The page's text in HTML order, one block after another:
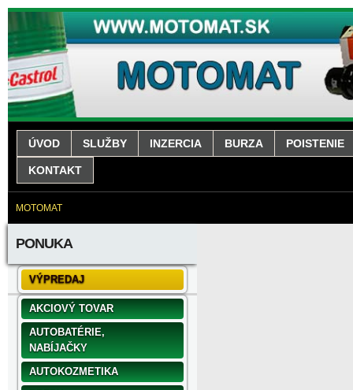
ÚVOD SLUŽBY INZERCIA BURZA POISTENIE
KONTAKT
MOTOMAT
PONUKA
VÝPREDAJ
AKCIOVÝ TOVAR
AUTOBATÉRIE,
NABÍJAČKY
AUTOKOZMETIKA